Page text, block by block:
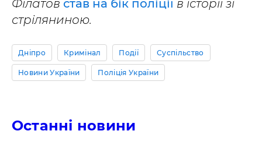
Філатов став на бік поліції в історії зі
стріляниною.
Дніпро Кримінал Події Суспільство
Новини України Поліція України
Останні новини